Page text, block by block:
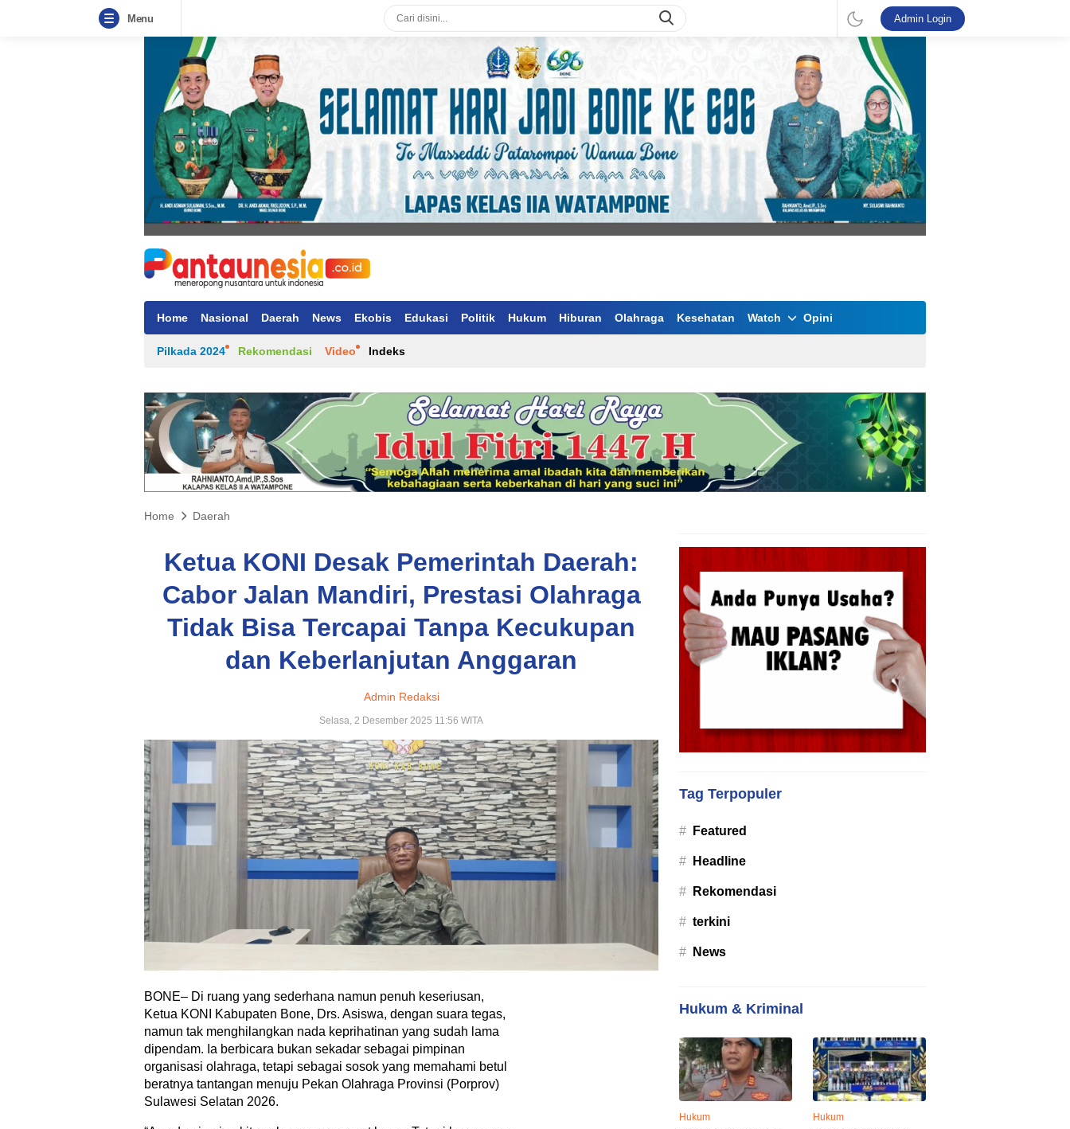
Menu Admin Login
Home Nasional Daerah News Ekobis Edukasi Politik Hukum Hiburan Olahraga Kesehatan Watch Opini
Pilkada 2024 Rekomendasi Video Indeks
Home Daerah
Ketua KONI Desak Pemerintah Daerah:
Cabor Jalan Mandiri, Prestasi Olahraga
Tidak Bisa Tercapai Tanpa Kecukupan
dan Keberlanjutan Anggaran
Admin Redaksi
Selasa, 2 Desember 2025 11:56 WITA
BONE– Di ruang yang sederhana namun penuh keseriusan,
Ketua KONI Kabupaten Bone, Drs. Asiswa, dengan suara tegas,
namun tak menghilangkan nada keprihatinan yang sudah lama
dipendam. Ia berbicara bukan sekadar sebagai pimpinan
organisasi olahraga, tetapi sebagai sosok yang memahami betul
beratnya tantangan menuju Pekan Olahraga Provinsi (Porprov)
Sulawesi Selatan 2026.
Tag Terpopuler
# Featured
# Headline
# Rekomendasi
# terkini
# News
Hukum & Kriminal
Hukum Hukum